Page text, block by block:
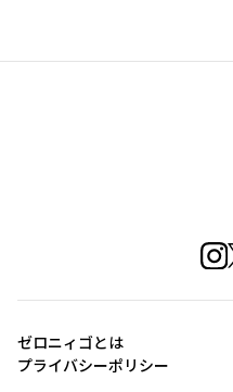
ゼロニィゴとは
プライバシーポリシー